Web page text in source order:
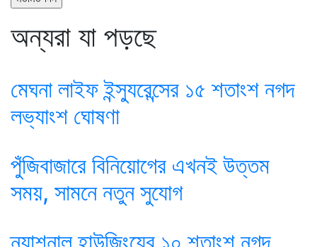
অন্যরা যা পড়ছে
মেঘনা লাইফ ইন্স্যুরেন্সের ১৫ শতাংশ নগদ
লভ্যাংশ ঘোষণা
পুঁজিবাজারে বিনিয়োগের এখনই উত্তম
সময়, সামনে নতুন সুযোগ